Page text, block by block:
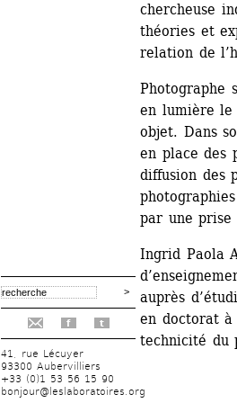
f t
41, rue Lécuyer
93300 Aubervilliers
+33 (0)1 53 56 15 90
bonjour@leslaboratoires.org
chercheuse
théories et
relation de
Photographe
en lumière le
objet. Dans
en place des
diffusion des
par une
Ingrid Paola
auprès
en doctorat
technicité du